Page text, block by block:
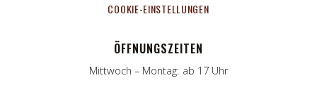
COOKIE-EINSTELLUNGEN
ÖFFNUNGSZEITEN
Mittwoch – Montag: ab 17 Uhr